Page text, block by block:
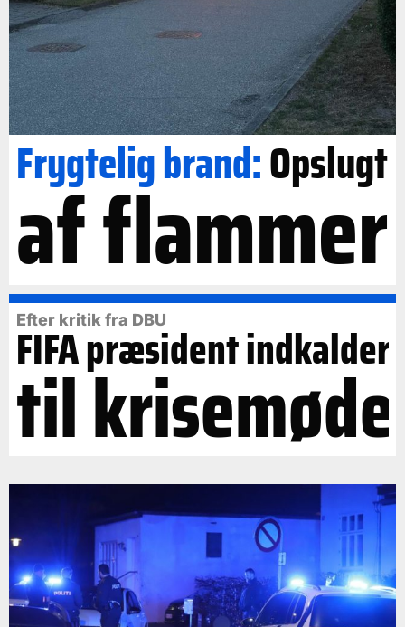
Frygtelig brand:Opslugt
af flammer
Efter kritik fra DBU
FIFA præsident indkalder
til krisemøde